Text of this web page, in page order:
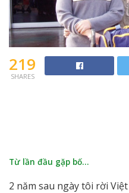
219
SHARES
Từ lần đầu gặp bố…
2 năm sau ngày tôi rời